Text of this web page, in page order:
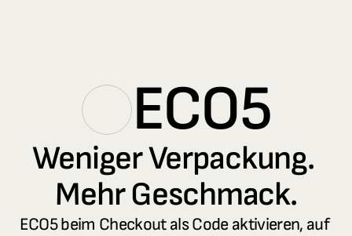
ECO5
Weniger Verpackung.
Mehr Geschmack.
ECO5 beim Checkout als Code aktivieren, auf